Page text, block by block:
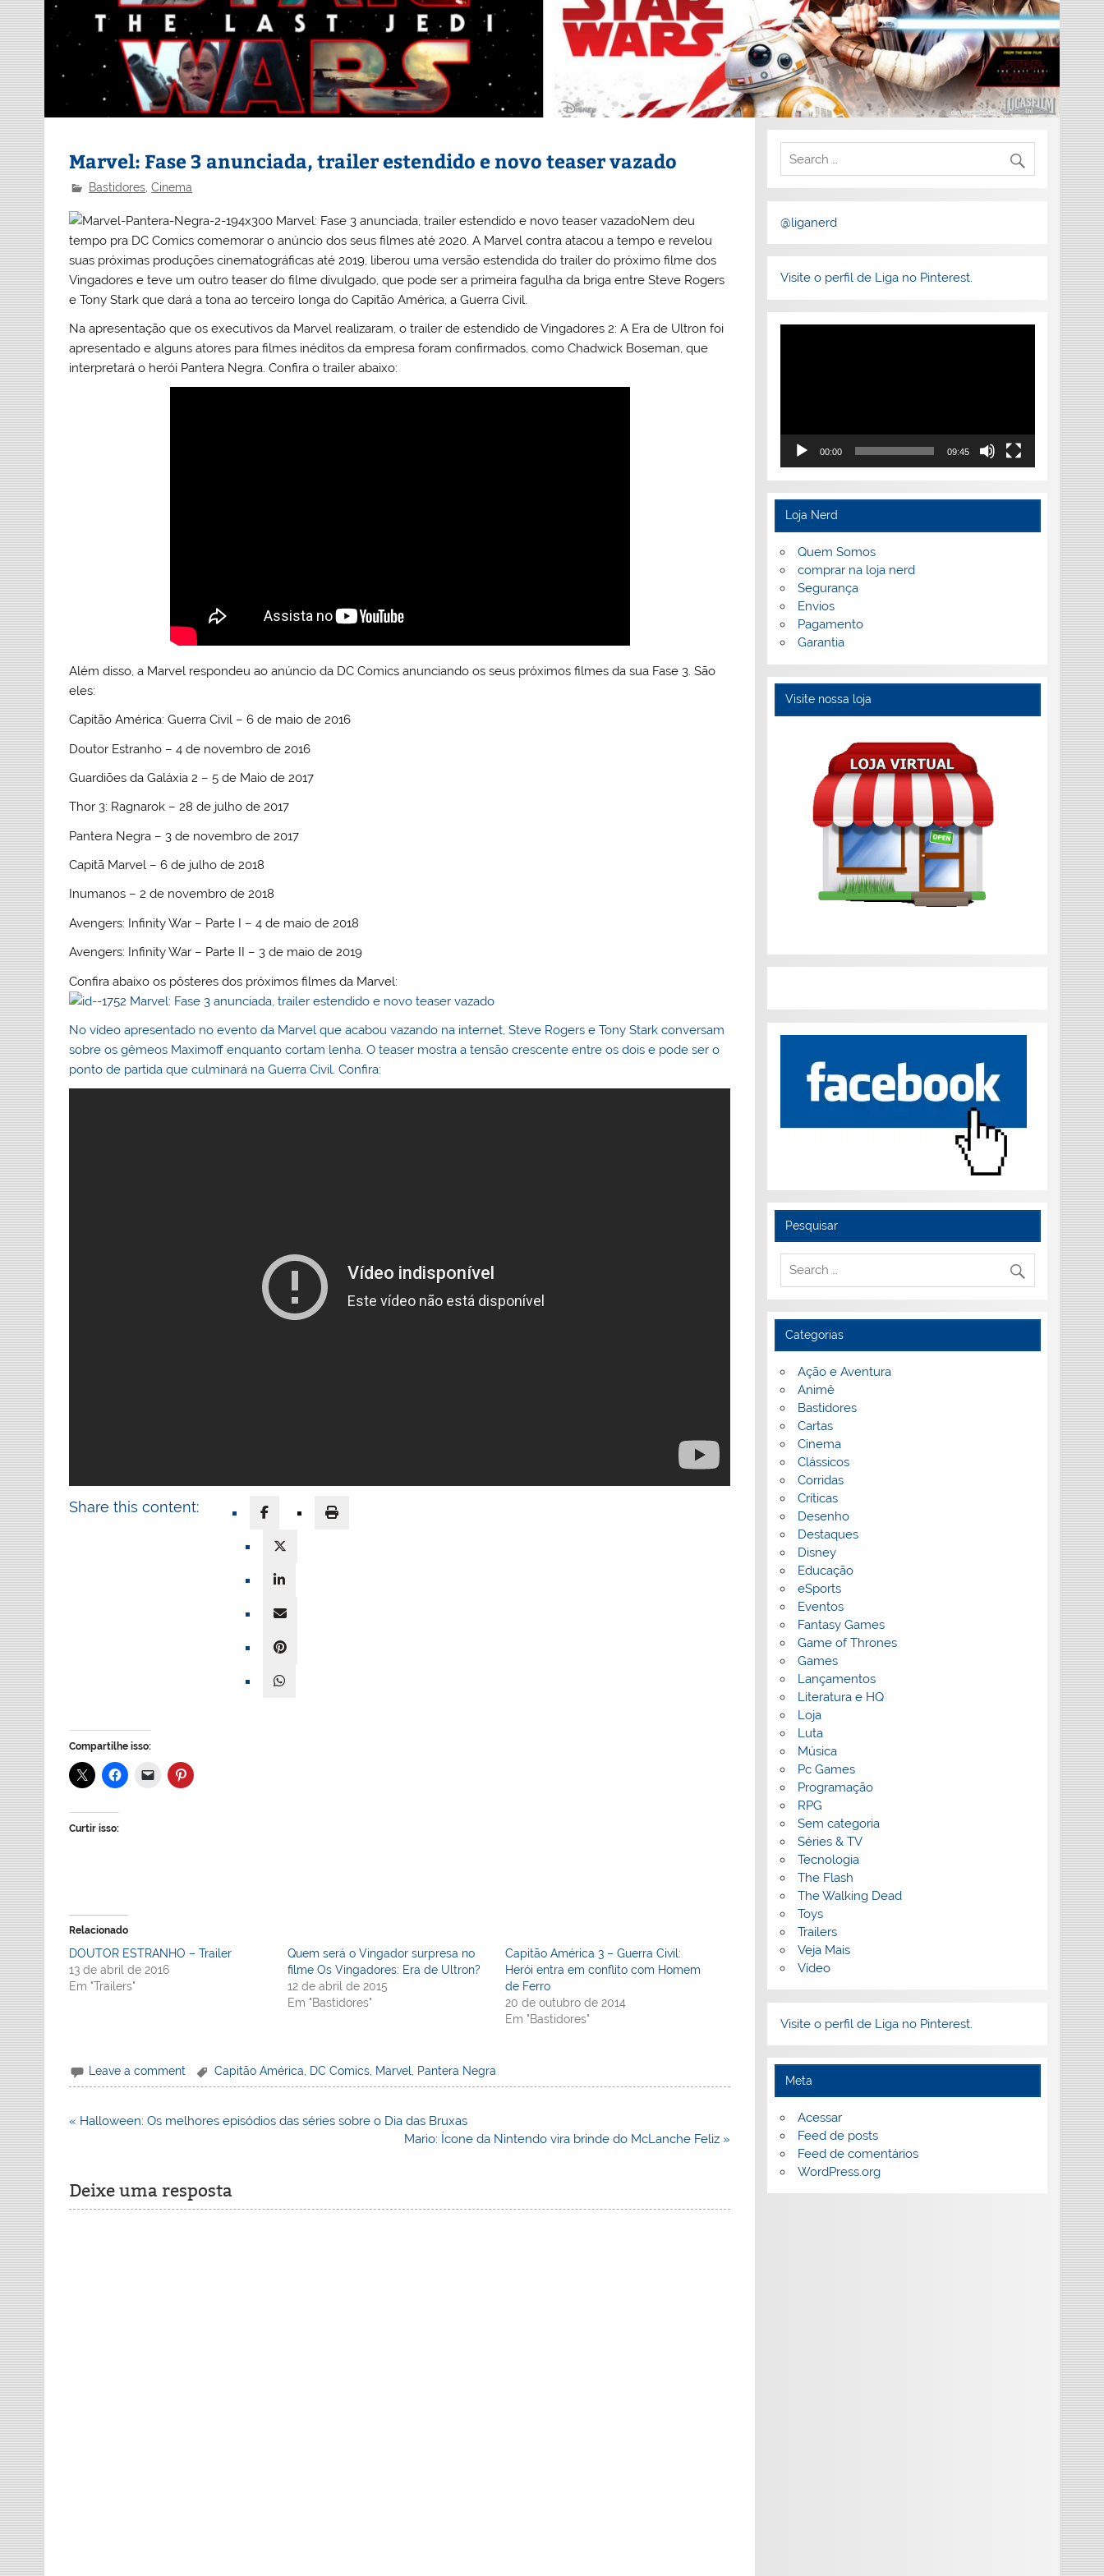
Marvel: Fase 3 anunciada, trailer estendido e novo teaser vazado
Bastidores ,Cinema
Nem deu
tempo pra DC Comics comemorar o anúncio dos seus filmes até 2020. A Marvel contra atacou a tempo e revelou
suas próximas produções cinematográficas até 2019, liberou uma versão estendida do trailer do próximo filme dos
Vingadores e teve um outro teaser do filme divulgado, que pode ser a primeira fagulha da briga entre Steve Rogers
e Tony Stark que dará a tona ao terceiro longa do Capitão América, a Guerra Civil.
Na apresentação que os executivos da Marvel realizaram, o trailer de estendido de Vingadores 2: A Era de Ultron foi
apresentado e alguns atores para filmes inéditos da empresa foram confirmados, como Chadwick Boseman, que
interpretará o herói Pantera Negra. Confira o trailer abaixo:
Além disso, a Marvel respondeu ao anúncio da DC Comics anunciando os seus próximos filmes da sua Fase 3. São
eles:
Capitão América: Guerra Civil – 6 de maio de 2016
Doutor Estranho – 4 de novembro de 2016
Guardiões da Galáxia 2 – 5 de Maio de 2017
Thor 3: Ragnarok – 28 de julho de 2017
Pantera Negra – 3 de novembro de 2017
Capitã Marvel – 6 de julho de 2018
Inumanos – 2 de novembro de 2018
Avengers: Infinity War – Parte I – 4 de maio de 2018
Avengers: Infinity War – Parte II – 3 de maio de 2019
Confira abaixo os pôsteres dos próximos filmes da Marvel:
No vídeo apresentado no evento da Marvel que acabou vazando na internet, Steve Rogers e Tony Stark conversam
sobre os gêmeos Maximoff enquanto cortam lenha. O teaser mostra a tensão crescente entre os dois e pode ser o
ponto de partida que culminará na Guerra Civil. Confira:
Share this content:
Compartilhe isso:
Curtir isso:
Relacionado
DOUTOR ESTRANHO – Trailer
13 de abril de 2016
Em "Trailers"
Quem será o Vingador surpresa no
filme Os Vingadores: Era de Ultron?
12 de abril de 2015
Em "Bastidores"
Capitão América 3 – Guerra Civil:
Herói entra em conflito com Homem
de Ferro
20 de outubro de 2014
Em "Bastidores"
Leave a comment Capitão América DC Comics, Marvel Pantera Negra
Navegação
« Halloween: Os melhores episódios das séries sobre o Dia das Bruxas
Mario: Ícone da Nintendo vira brinde do McLanche Feliz »
Deixe uma resposta
@liganerd
Visite o perfil de Liga no Pinterest.
Tocador
00:00 09:45
Loja Nerd
Quem Somos
comprar na loja nerd
Segurança
Envios
Pagamento
Garantia
Visite nossa loja
Pesquisar
Categorias
Ação e Aventura
Animê
Bastidores
Cartas
Cinema
Clássicos
Corridas
Críticas
Desenho
Destaques
Disney
Educação
eSports
Eventos
Fantasy Games
Game of Thrones
Games
Lançamentos
Literatura e HQ
Loja
Luta
Música
Pc Games
Programação
RPG
Sem categoria
Séries & TV
Tecnologia
The Flash
The Walking Dead
Toys
Trailers
Veja Mais
Vídeo
Visite o perfil de Liga no Pinterest.
Meta
Acessar
Feed de posts
Feed de comentários
WordPress.org